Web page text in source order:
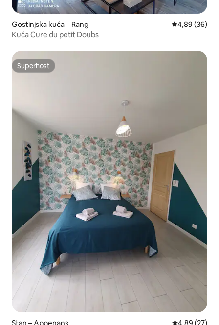
Gostinjska kuća – Rang Prosječna
4,89 (36)
Kuća Cure du petit Doubs
Superhost
Superhost
Stan – Appenans Prosječna
4,89 (27)